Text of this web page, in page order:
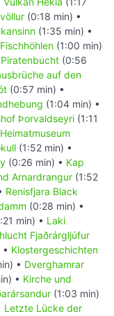
(0:18 min) •
(1:35 min) •
(1:00 min)
(0:56
auf den
(0:57 min) •
(1:04 min) •
Þorvaldseyri (1:11
Heimatmuseum
(1:52 min) •
(0:26 min) • Kap
Arnardrangur (1:52
Renisfjara Black
(0:28 min) •
min) • Laki
Fjaðrárgljúfur
Klostergeschichten
• Dverghamrar
• Kirche und
(1:03 min)
Letzte Lücke der